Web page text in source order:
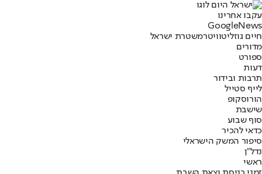
עקבו אחרינו
Googl eNews
חיים גוזליטוויטרמשטרת ישראל
מדורים
ספורט
דעות
תרבות ובידור
לייף סטייל
הורוסקופ
שישבת
סוף שבוע
כדאי להכיר
סיפור המשק הישראלי
נדל"ן
ראשי